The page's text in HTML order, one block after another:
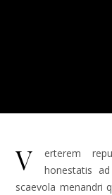
V
erterem
honestatis
scaevola menandri